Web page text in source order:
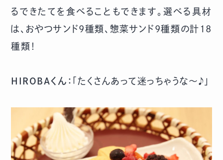
るできたてを食べることもできます。選べる具材
は、おやつサンド9種類、惣菜サンド9種類の計18
種類！
HIROBAくん： 「たくさんあって迷っちゃうな～♪」